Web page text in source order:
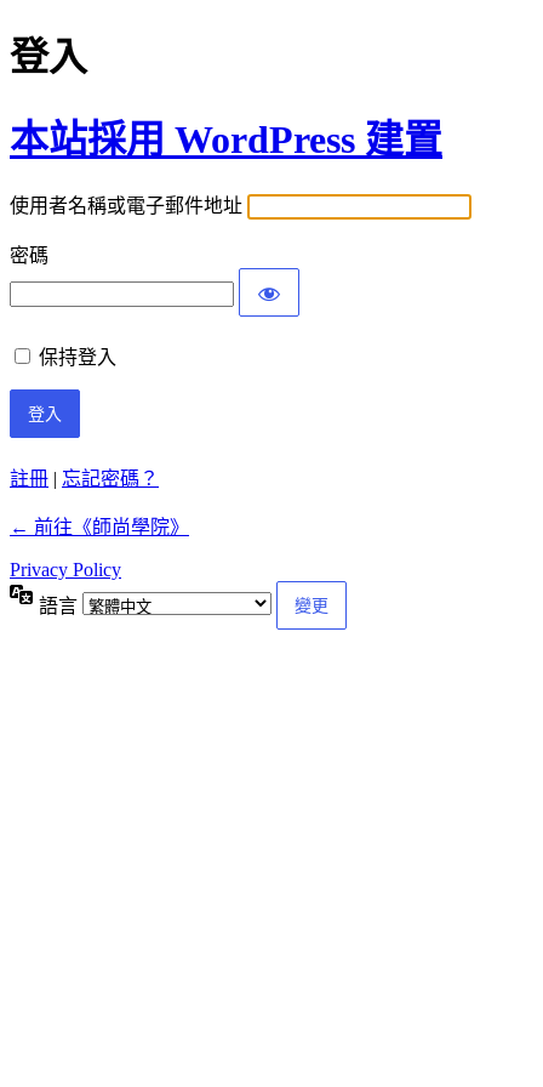
登入
本站採用 WordPress 建置
使用者名稱或電子郵件地址
密碼
保持登入
註冊 | 忘記密碼？
← 前往《師尚學院》
Privacy Policy
語言